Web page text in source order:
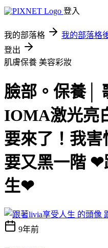
登入
我的部落格 我的部落格
登出
肌膚保養 美容彩妝
臉部。保養│
IOMA激光亮
要來了！我
要又黑一階
生❤
9年前